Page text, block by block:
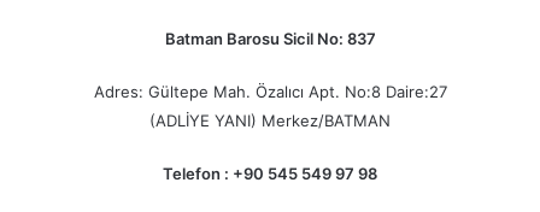
Batman Barosu Sicil No: 837
Adres: Gültepe Mah. Özalıcı Apt. No:8 Daire:27
(ADLİYE YANI) Merkez/BATMAN
Telefon : +90 545 549 97 98